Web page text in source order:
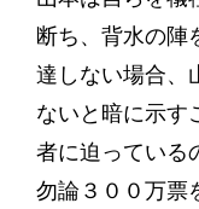
断ち、背水の陣
達しない場合、
ないと暗に示す
者に迫っている
勿論３００万票